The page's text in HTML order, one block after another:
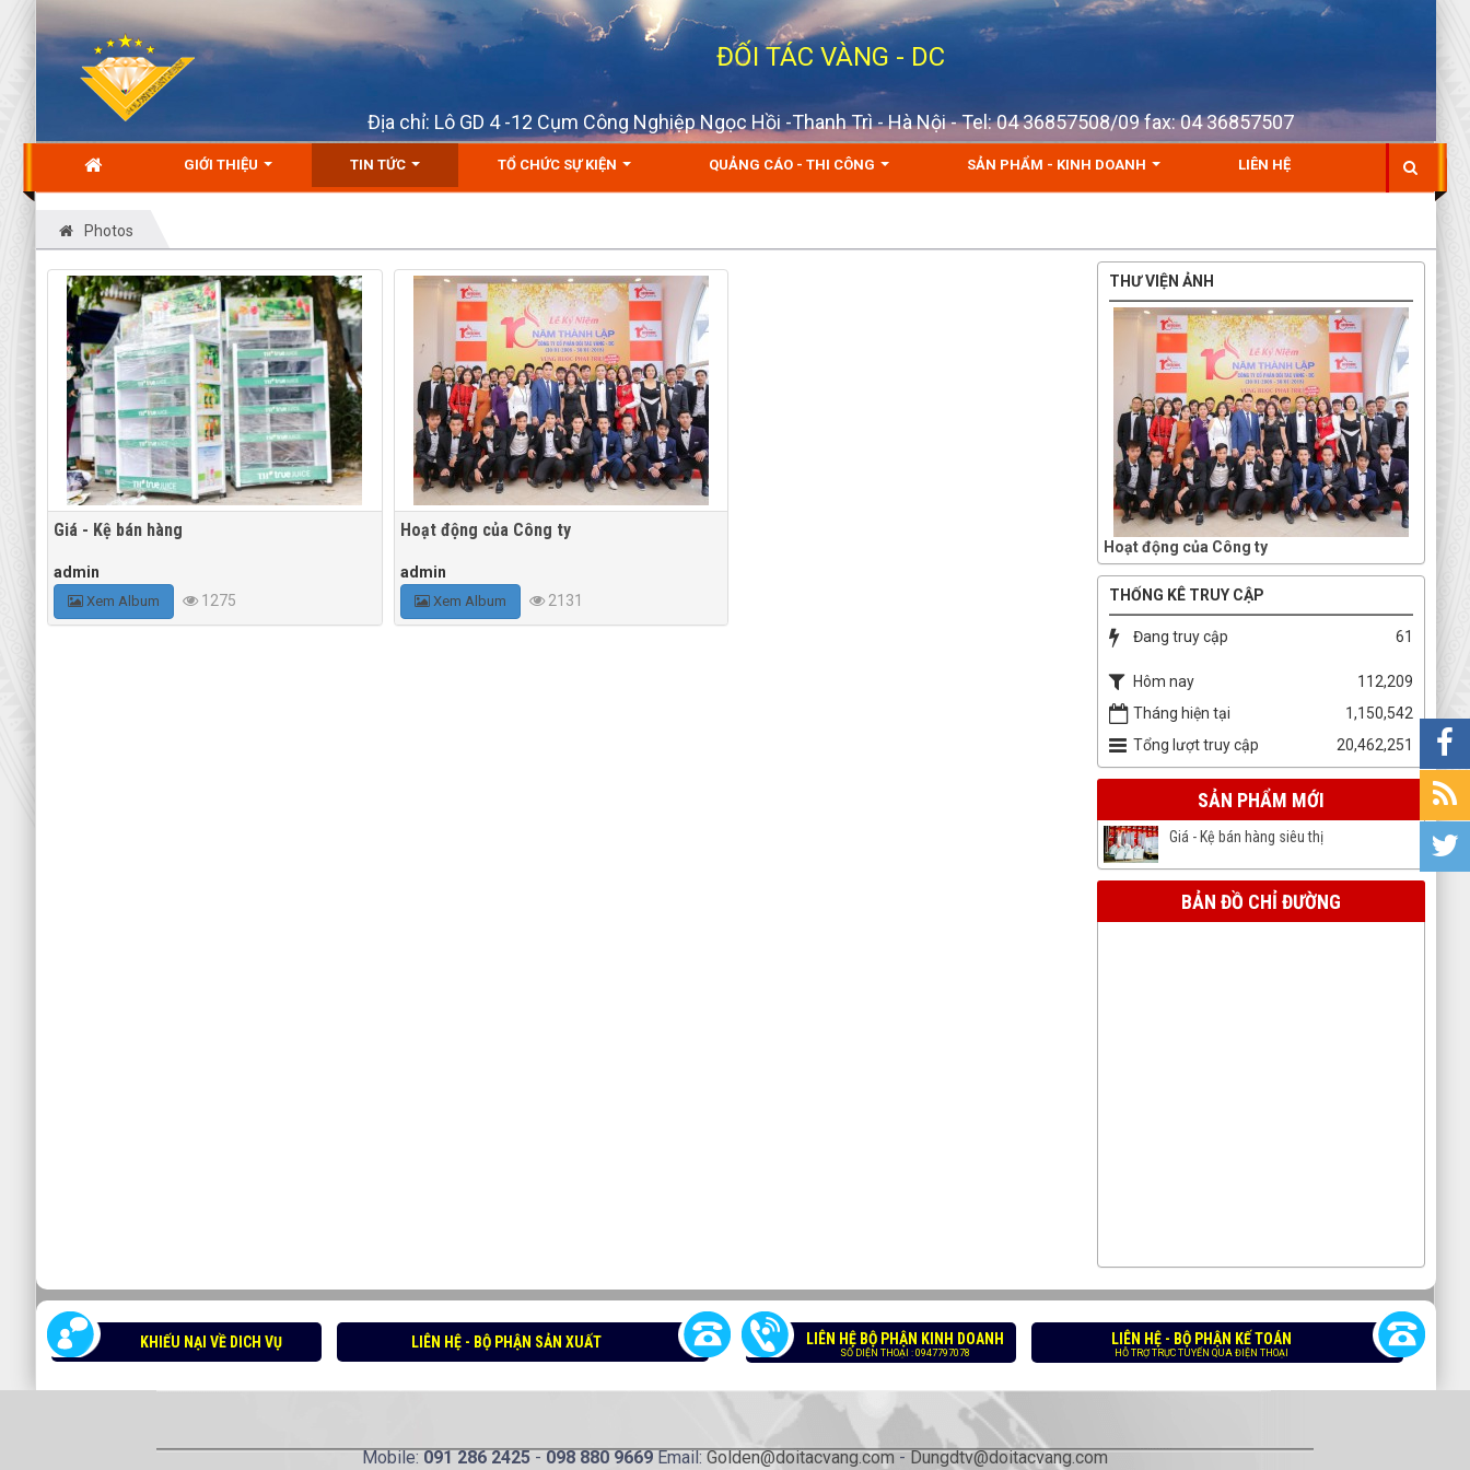
ĐỐI TÁC VÀNG - DC
Địa chỉ: Lô GD 4 -12 Cụm Công Nghiệp Ngọc Hồi -Thanh Trì - Hà Nội - Tel: 04 36857508/09 fax: 04 36857507
GIỚI THIỆU TIN TỨC TỔ CHỨC SỰ KIỆN QUẢNG CÁO - THI CÔNG SẢN PHẨM - KINH DOANH LIÊN HỆ
Photos
Giá - Kệ bán hàng
admin
Xem Album 1275
Hoạt động của Công ty
admin
Xem Album 2131
THƯ VIỆN ẢNH
Hoạt động của Công ty
THỐNG KÊ TRUY CẬP
Đang truy cập 61
Hôm nay
112,209
Tháng hiện tại
1,150,542
Tổng lượt truy cập
20,462,251
SẢN PHẨM MỚI
Giá - Kệ bán hàng siêu thị
BẢN ĐỒ CHỈ ĐƯỜNG
KHIẾU NẠI VỀ DICH VỤ LIÊN HỆ - BỘ PHẬN SẢN XUẤT LIÊN HỆ BỘ PHẬN KINH DOANH
SỐ DIỆN THOẠI : 0947797078
LIÊN HỆ - BỘ PHẬN KẾ TOÁN
HỖ TRỢ TRỰC TUYẾN QUA ĐIỆN THOẠI
Mobile:091 286 2425-098 880 9669Email:Golden@doitacvang.com-Dungdtv@doitacvang.com